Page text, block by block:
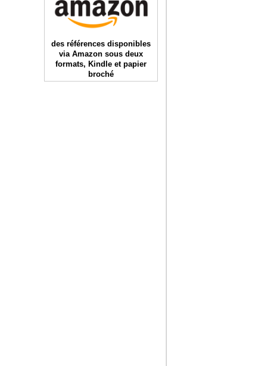
des références disponibles
via Amazon sous deux
formats, Kindle et papier
broché